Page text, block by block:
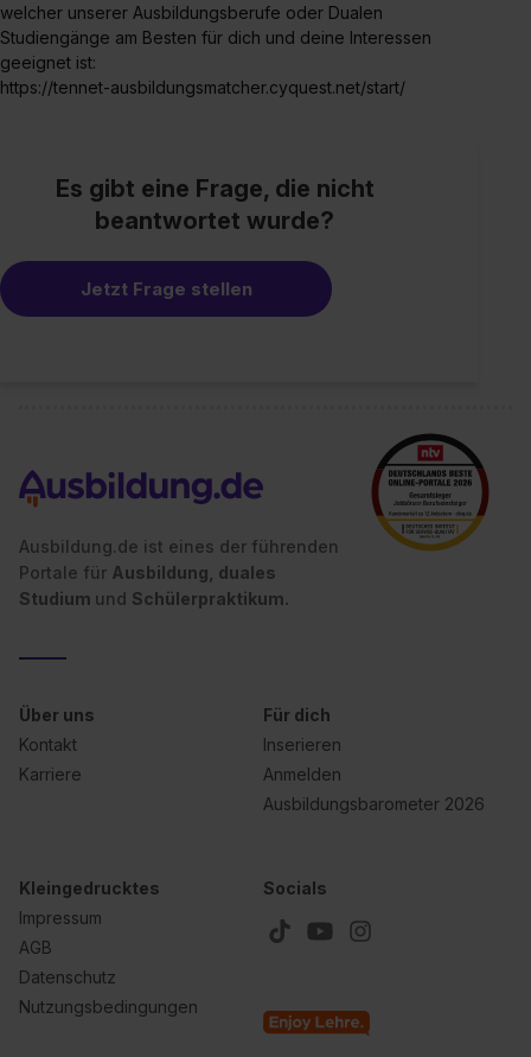
welcher unserer Ausbildungsberufe oder Dualen
Studiengänge am Besten für dich und deine Interessen
geeignet ist:
https://tennet-ausbildungsmatcher.cyquest.net/start/
Es gibt eine Frage, die nicht
beantwortet wurde?
Jetzt Frage stellen
Ausbildung.de ist eines der führenden
Portale für Ausbildung, duales
Studium und Schülerpraktikum.
Über uns
Kontakt
Karriere
Für dich
Inserieren
Anmelden
Ausbildungsbarometer 2026
Kleingedrucktes
Impressum
AGB
Datenschutz
Nutzungsbedingungen
Socials